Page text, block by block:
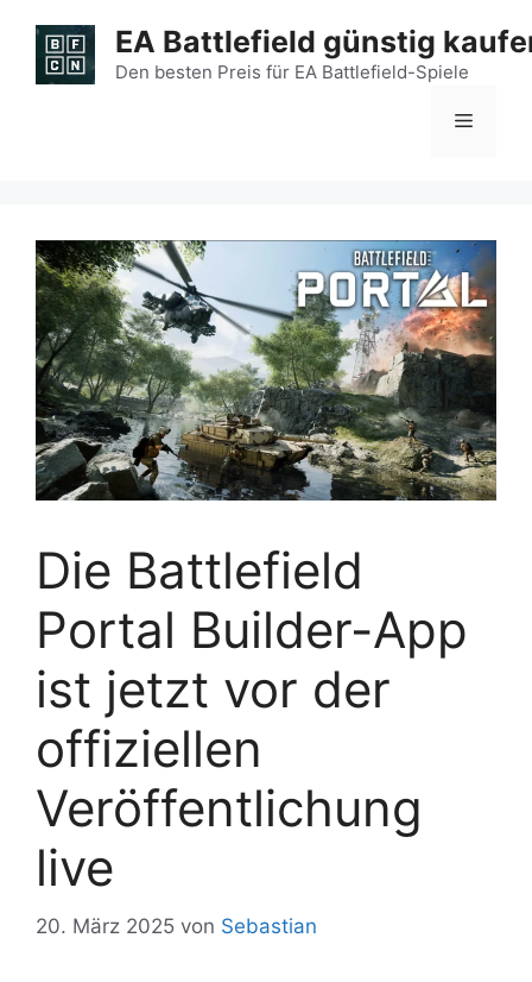
Inhalt
springen
EA Battlefield günstig
Den besten Preis für EA Battlefield-Spiele
Menü
Die Battlefield
Portal Builder-App
ist jetzt vor der
offiziellen
Veröffentlichung
live
20. März 2025 von Sebastian